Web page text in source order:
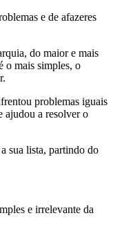
e de afazeres
do maior e mais
o mais simples, o
problemas iguais
ajudou a resolver o
sua lista, partindo do
e irrelevante da